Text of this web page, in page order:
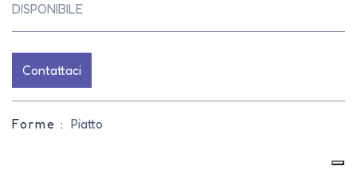
DISPONIBILE
Contattaci
Forme : Piatto